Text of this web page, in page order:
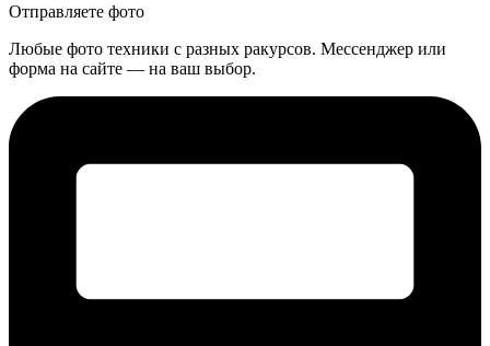
Отправляете фото
Любые фото техники с разных ракурсов. Мессенджер или
форма на сайте — на ваш выбор.